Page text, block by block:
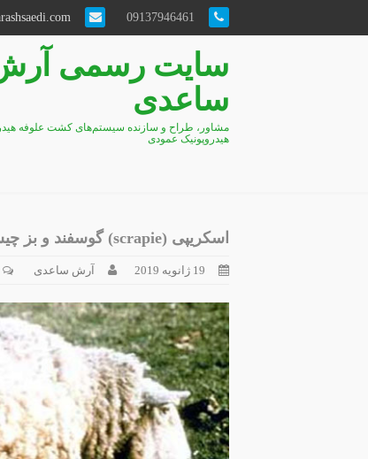
سایت رسمی
ساعدی
مشاور، طراح و سازنده سیستم‌های کشت علوفه
هیدروپونیک عمودی
اسکریپی (scrapie) گوسفند و بز چیست؟
19 ژانویه 2019 آرش ساعدی